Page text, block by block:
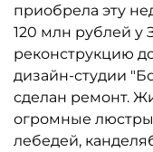
приобрела эту
120 млн рублей у
реконструкцию
дизайн-студии
сделан ремонт.
огромные
лебедей,